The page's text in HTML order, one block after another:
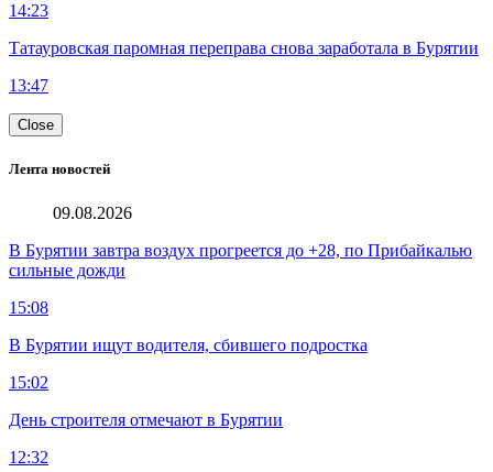
14:23
Татауровская паромная переправа снова заработала в Бурятии
13:47
Close
Лента новостей
09.08.2026
В Бурятии завтра воздух прогреется до +28, по Прибайкалью
сильные дожди
15:08
В Бурятии ищут водителя, сбившего подростка
15:02
День строителя отмечают в Бурятии
12:32